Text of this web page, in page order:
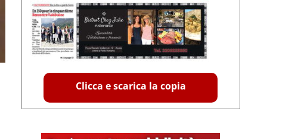
Clicca e scarica la copia